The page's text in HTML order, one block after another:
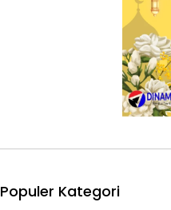
Populer Kategori